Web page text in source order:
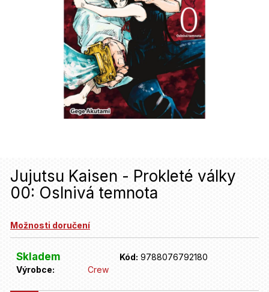
Jujutsu Kaisen - Prokleté války
00: Oslnivá temnota
Možnosti doručení
Skladem Kód: 9788076792180
Výrobce:
Crew
n
a
í
?